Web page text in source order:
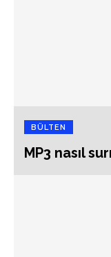
BÜLTEN
MP3 nasıl